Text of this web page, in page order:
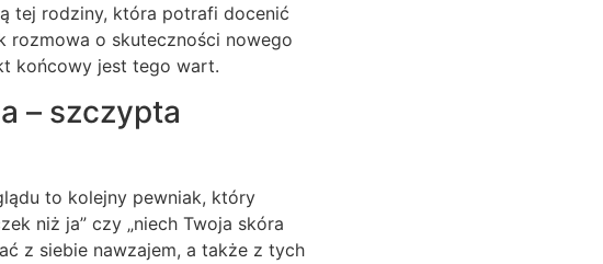
tej rodziny, która potrafi docenić
rozmowa o skuteczności nowego
końcowy jest tego wart.
– szczypta
to kolejny pewniak, który
niż ja” czy „niech Twoja skóra
z siebie nawzajem, a także z tych